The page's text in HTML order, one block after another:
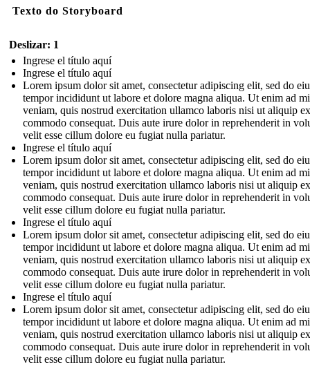
Texto do Storyboard
Deslizar: 1
Ingrese el título aquí
Ingrese el título aquí
Lorem ipsum dolor sit amet, consectetur adipiscing elit, sed do
tempor incididunt ut labore et dolore magna aliqua. Ut enim ad
veniam, quis nostrud exercitation ullamco laboris nisi ut aliquip
commodo consequat. Duis aute irure dolor in reprehenderit in
velit esse cillum dolore eu fugiat nulla pariatur.
Ingrese el título aquí
Lorem ipsum dolor sit amet, consectetur adipiscing elit, sed do
tempor incididunt ut labore et dolore magna aliqua. Ut enim ad
veniam, quis nostrud exercitation ullamco laboris nisi ut aliquip
commodo consequat. Duis aute irure dolor in reprehenderit in
velit esse cillum dolore eu fugiat nulla pariatur.
Ingrese el título aquí
Lorem ipsum dolor sit amet, consectetur adipiscing elit, sed do
tempor incididunt ut labore et dolore magna aliqua. Ut enim ad
veniam, quis nostrud exercitation ullamco laboris nisi ut aliquip
commodo consequat. Duis aute irure dolor in reprehenderit in
velit esse cillum dolore eu fugiat nulla pariatur.
Ingrese el título aquí
Lorem ipsum dolor sit amet, consectetur adipiscing elit, sed do
tempor incididunt ut labore et dolore magna aliqua. Ut enim ad
veniam, quis nostrud exercitation ullamco laboris nisi ut aliquip
commodo consequat. Duis aute irure dolor in reprehenderit in
velit esse cillum dolore eu fugiat nulla pariatur.